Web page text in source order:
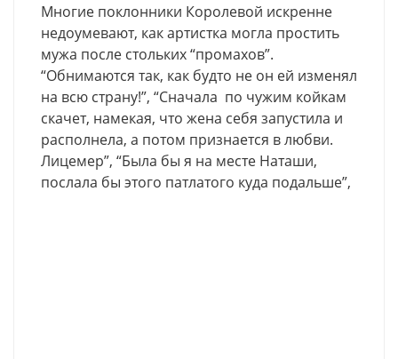
Многие поклонники Королевой искренне
недоумевают, как артистка могла простить
мужа после стольких “промахов”.
“Обнимаются так, как будто не он ей изменял
на всю страну!”, “Сначала по чужим койкам
скачет, намекая, что жена себя запустила и
располнела, а потом признается в любви.
Лицемер”, “Была бы я на месте Наташи,
послала бы этого патлатого куда подальше”,